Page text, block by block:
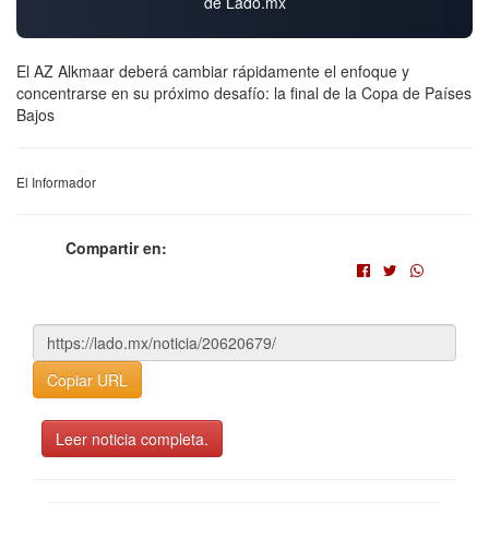
El AZ Alkmaar deberá cambiar rápidamente el enfoque y
concentrarse en su próximo desafío: la final de la Copa de Países
Bajos
El Informador
Compartir en:
Copiar URL
Leer noticia completa.